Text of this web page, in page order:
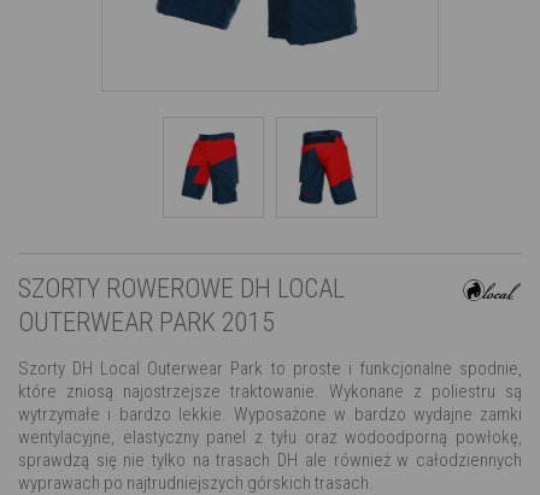
SZORTY ROWEROWE DH LOCAL
OUTERWEAR PARK 2015
Szorty DH Local Outerwear Park to proste i funkcjonalne spodnie,
które zniosą najostrzejsze traktowanie. Wykonane z poliestru są
wytrzymałe i bardzo lekkie. Wyposażone w bardzo wydajne zamki
wentylacyjne, elastyczny panel z tyłu oraz wodoodporną powłokę,
sprawdzą się nie tylko na trasach DH ale również w całodziennych
wyprawach po najtrudniejszych górskich trasach.